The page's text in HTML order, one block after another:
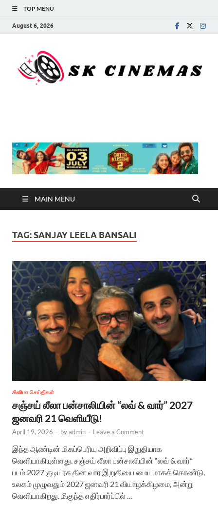
TOP MENU
August 6, 2026
MAIN MENU
TAG: SANJAY LEELA BANSALI
சினிமா செய்திகள்
சஞ்சய் லீலா பன்சாலியின் “லவ் & வார்” 2027
ஜனவரி 21 வெளியீடு!
April 19, 2026 - byadmin - Leave a Comment
இந்த ஆண்டின் மிகப்பெரிய அறிவிப்பு இறுதியாக
வெளியாகியுள்ளது. சஞ்சய் லீலா பன்சாலியின் “லவ் & வார்”
படம் 2027 குடியரசு தின வார இறுதியை மையமாகக் கொண்டு,
உலகம் முழுவதும் 2027 ஜனவரி 21 வியாழக்கிழமை, அன்று
வெளியாகிறது. மிகுந்த எதிர்பார்ப்பில் …